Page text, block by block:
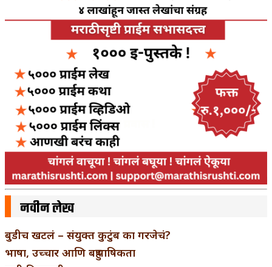
नवीन लेख
बुडीच खटलं – संयुक्त कुटुंब का गरजेचं?
भाषा, उच्चार आणि बहुभाषिकता